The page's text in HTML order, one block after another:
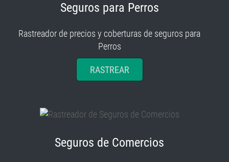
Seguros para Perros
Rastreador de precios y coberturas de seguros para
Perros
RASTREAR
Seguros de Comercios